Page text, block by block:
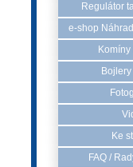
Regulátor
e-shop
Komíny
Ke
FAQ /